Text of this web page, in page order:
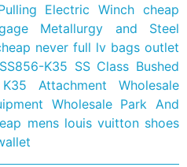
Electric Winch cheap
Metallurgy and Steel
never full lv bags outlet
K35 SS Class Bushed
Attachment
Wholesale
Wholesale Park And
mens louis vuitton shoes